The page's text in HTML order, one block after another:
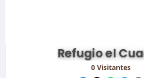
Refugio el
0Visitantes